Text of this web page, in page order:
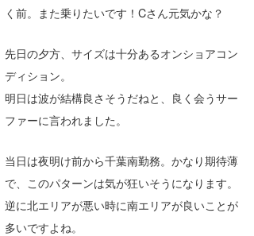
く前。また乗りたいです！Cさん元気かな？
先日の夕方、サイズは十分あるオンショアコン
ディション。
明日は波が結構良さそうだねと、良く会うサー
ファーに言われました。
当日は夜明け前から千葉南勤務。かなり期待薄
で、このパターンは気が狂いそうになります。
逆に北エリアが悪い時に南エリアが良いことが
多いですよね。
沖縄
ライター/寄稿メディア
Core Surf Japan
Naoya Kimoto
メディア